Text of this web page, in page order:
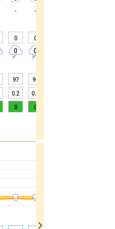
- -
0 0
0 0
97 96
0.2 0.4
0 0